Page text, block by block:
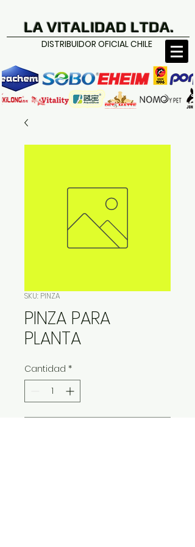
LA VITALIDAD LTDA.
DISTRIBUIDOR OFICIAL CHILE
SKU: PINZA
PINZA PARA
PLANTA
Cantidad *